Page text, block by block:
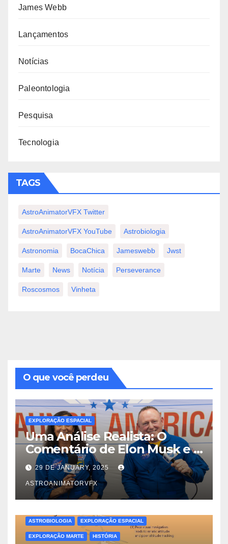
James Webb
Lançamentos
Notícias
Paleontologia
Pesquisa
Tecnologia
TAGS
AstroAnimatorVFX Twitter
AstroAnimatorVFX YouTube Astrobiologia
Astronomia BocaChica Jameswebb Jwst
Marte News Notícia Perseverance
Roscosmos Vinheta
O que você perdeu
EXPLORAÇÃO ESPACIAL
Uma Análise Realista: O
Comentário de Elon Musk e a
Verdadeira Dinâmica das
Trocas de Tripulação no Voo
Espacial
29 DE JANUARY, 2025
ASTROANIMATORVFX
ASTROBIOLOGIA EXPLORAÇÃO ESPACIAL
EXPLORAÇÃO MARTE HISTÓRIA